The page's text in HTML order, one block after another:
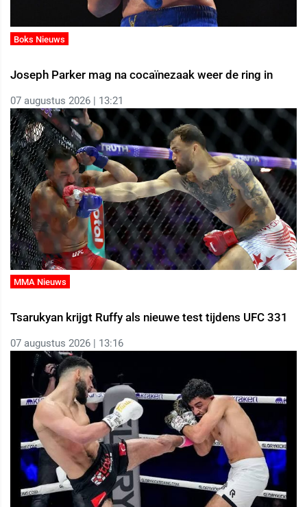
Boks Nieuws
Joseph Parker mag na cocaïnezaak weer de ring in
07 augustus 2026 | 13:21
MMA Nieuws
Tsarukyan krijgt Ruffy als nieuwe test tijdens UFC 331
07 augustus 2026 | 13:16